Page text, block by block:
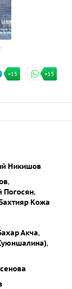
+15 +15
Никишов
,
Погосян,
Кожа
Акча,
,